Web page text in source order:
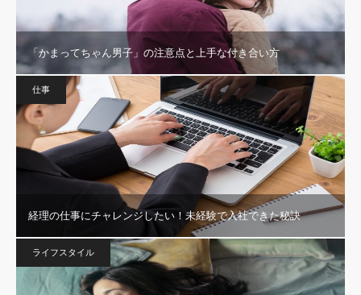
「かまってちゃん男子」の注意点と上手な付き合い方
仕事
経理の仕事にチャレンジしたい！未経験で入社できた秘訣
ライフスタイル